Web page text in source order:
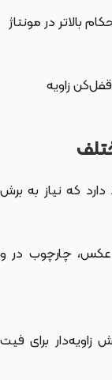
بالاتر در مونتاژ
زاویه
که نیاز به برش
عکس، چارچوب در و
زاویه‌دار برای فیت